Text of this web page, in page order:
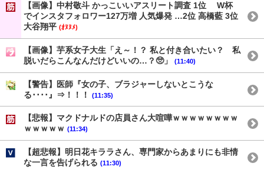
【画像】中村敬斗 かっこいいアスリート調査 1位 W杯
でインスタフォロワー127万増 人気爆発 …2位 高橋藍 3位
大谷翔平 (ｵﾇﾇﾒ)
【画像】芋系女子大生「え～！？ 私と付き合いたい？ 私
脱いだらこんなんだけどいいの…？🥺」
(11:40)
【警告】医師『女の子、ブラジャーしないとこうな
る････』⇒！！！
(11:35)
【悲報】マクドナルドの店員さん大喧嘩ｗｗｗｗｗｗｗｗ
ｗｗｗｗｗ (11:34)
【超悲報】明日花キララさん、専門家からあまりにも非情
な一言を告げられる (11:30)